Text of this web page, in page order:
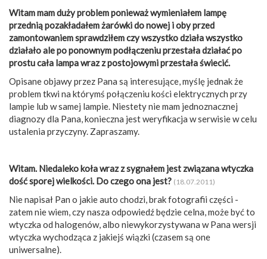
Witam mam duży problem ponieważ wymieniałem lampę
przednią pozakładałem żarówki do nowej i oby przed
zamontowaniem sprawdziłem czy wszystko działa wszystko
działało ale po ponownym podłączeniu przestała działać po
prostu cała lampa wraz z postojowymi przestała świecić.
Opisane objawy przez Pana są interesujące, myślę jednak że
problem tkwi na którymś połączeniu kości elektrycznych przy
lampie lub w samej lampie. Niestety nie mam jednoznacznej
diagnozy dla Pana, konieczna jest weryfikacja w serwisie w celu
ustalenia przyczyny. Zapraszamy.
Witam. Niedaleko koła wraz z sygnałem jest związana wtyczka
dość sporej wielkości. Do czego ona jest? (18.07.2011)
Nie napisał Pan o jakie auto chodzi, brak fotografii części -
zatem nie wiem, czy nasza odpowiedź będzie celna, może być to
wtyczka od halogenów, albo niewykorzystywana w Pana wersji
wtyczka wychodząca z jakiejś wiązki (czasem są one
uniwersalne).